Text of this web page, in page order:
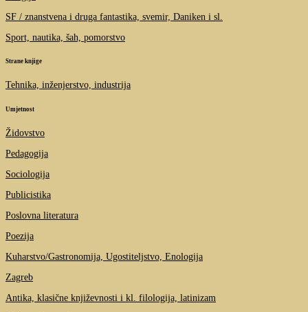
SF / znanstvena i druga fantastika, svemir, Daniken i sl.
Sport, nautika, šah, pomorstvo
Strane knjige
Tehnika, inženjerstvo, industrija
Umjetnost
Židovstvo
Pedagogija
Sociologija
Publicistika
Poslovna literatura
Poezija
Kuharstvo/Gastronomija, Ugostiteljstvo, Enologija
Zagreb
Antika, klasične književnosti i kl. filologija, latinizam